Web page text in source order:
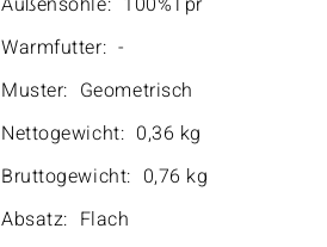
Warmfutter: -
Muster: Geometrisch
Nettogewicht: 0,36 kg
Bruttogewicht: 0,76 kg
Absatz: Flach